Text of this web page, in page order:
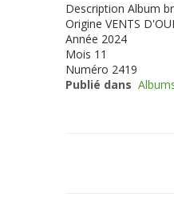
Description Album
Origine VENTS
Année 2024
Mois 11
Numéro 2419
Publié dans